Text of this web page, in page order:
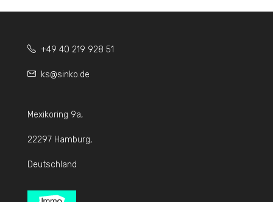
+49 40 219 928 51
ks@sinko.de
Mexikoring 9a,
22297 Hamburg,
Deutschland